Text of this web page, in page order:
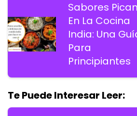
Sabores
En La Cocina
India: Una
Para
Principiantes
Te Puede Interesar Leer: